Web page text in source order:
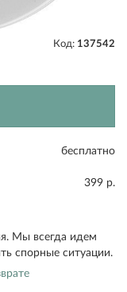
Код: 137542
бесплатно
399 р.
Мы всегда идем
спорные ситуации.